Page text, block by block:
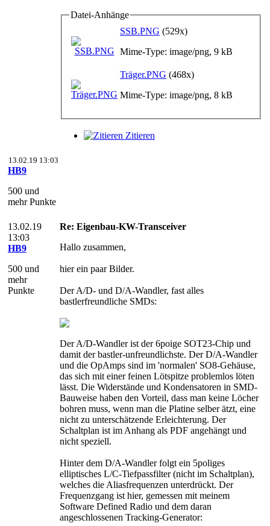
Datei-Anhänge
SSB.PNG (529x)
Mime-Type: image/png, 9 kB
Träger.PNG (468x)
Mime-Type: image/png, 8 kB
Zitieren
13.02.19 13:03
HB9
500 und
mehr Punkte
13.02.19
13:03
HB9
500 und
mehr
Punkte
Re: Eigenbau-KW-Transceiver
Hallo zusammen,
hier ein paar Bilder.
Der A/D- und D/A-Wandler, fast alles
bastlerfreundliche SMDs:
Der A/D-Wandler ist der 6poige SOT23-Chip und
damit der bastler-unfreundlichste. Der D/A-Wandler
und die OpAmps sind im 'normalen' SO8-Gehäuse,
das sich mit einer feinen Lötspitze problemlos löten
lässt. Die Widerstände und Kondensatoren in SMD-
Bauweise haben den Vorteil, dass man keine Löcher
bohren muss, wenn man die Platine selber ätzt, eine
nicht zu unterschätzende Erleichterung. Der
Schaltplan ist im Anhang als PDF angehängt und
nicht speziell.
Hinter dem D/A-Wandler folgt ein 5poliges
elliptisches L/C-Tiefpassfilter (nicht im Schaltplan),
welches die Aliasfrequenzen unterdrückt. Der
Frequenzgang ist hier, gemessen mit meinem
Software Defined Radio und dem daran
angeschlossenen Tracking-Generator: